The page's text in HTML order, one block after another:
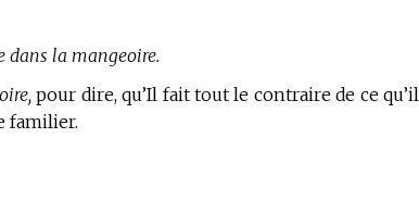
dans la mangeoire.
pour dire, qu’Il fait tout le contraire de ce qu’il
familier.